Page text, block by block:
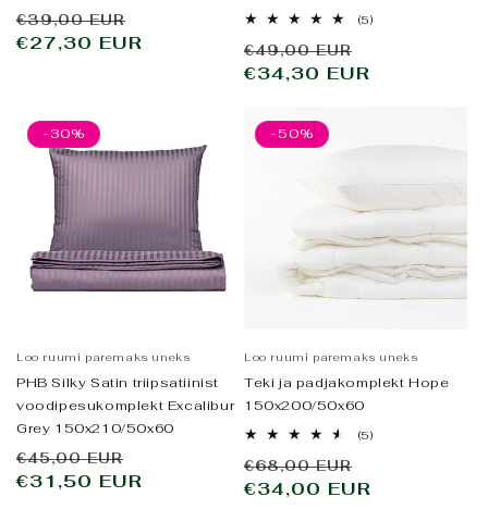
Tavahind
€39,00 EUR
Allahindluse
hind
€27,30 EUR
(5)5
Tavahind
€49,00 EUR
hind
€34,30 EUR
-30%
Loo ruumi paremaks uneks
PHB Silky Satin triipsatiinist
voodipesukomplekt Excalibur
Grey 150x210/50x60
Tavahind
€45,00 EUR
Allahindluse
hind
€31,50 EUR
-50%
Loo ruumi paremaks uneks
Teki ja padjakomplekt Hope
150x200/50x60
(5)5
Tavahind
€68,00 EUR
hind
€34,00 EUR